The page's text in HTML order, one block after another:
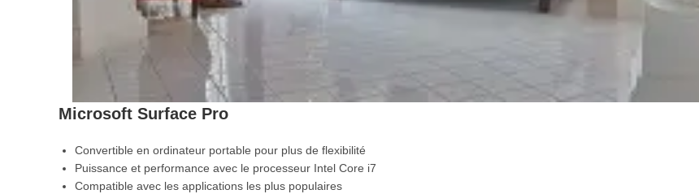
Microsoft Surface Pro
Convertible en ordinateur portable pour plus de flexibilité
Puissance et performance avec le processeur Intel Core i7
Compatible avec les applications les plus populaires